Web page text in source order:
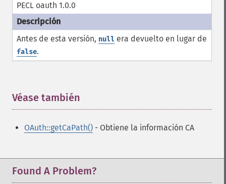
PECL oauth 1.0.0
Antes de esta versión, null era devuelto en lugar de
false.
Véase también
OAuth::getCaPath() - Obtiene la información CA
Found A Problem?